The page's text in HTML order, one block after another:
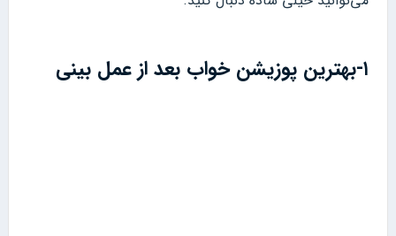
۱-بهترین پوزیشن خواب بعد از عمل بینی